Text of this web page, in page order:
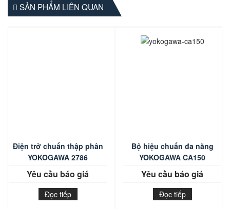
SẢN PHẨM LIÊN QUAN
Điện trở chuẩn thập phân
YOKOGAWA 2786
Yêu cầu báo giá
Đọc tiếp
Bộ hiệu chuẩn đa năng
YOKOGAWA CA150
Yêu cầu báo giá
Đọc tiếp